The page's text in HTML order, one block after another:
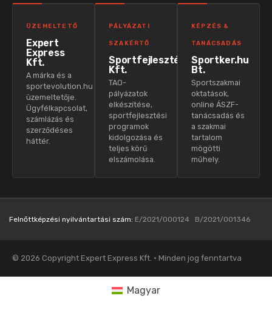
ÜZEMELTETŐ
Expert
Express
Kft.
A márka és a
sportevolution.hu
üzemeltetője.
Ügyfélkapcsolat,
számlázás és
szerződéses
háttér.
PÁLYÁZATI
SZAKÉRTŐ
Sportfejlesztés
Kft.
TAO-
pályázatok
elkészítése,
sportfejlesztési
programok
kidolgozása és
teljes körű
elszámolása.
KÉPZÉS &
TANÁCSADÁS
Sportker.hu
Bt.
Sportszakmai
oktatások,
online ÁSZF-
tanácsadás és
a szakmai
tartalom
mögötti
műhely.
Felnőttképzési nyilvántartási szám: E/2021/000124 B/2021/001346
© 2026 Copyright Expert Express Kft. · Minden jog fenntartva
Magyar